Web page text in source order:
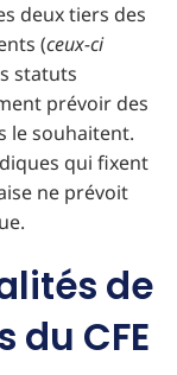
deux tiers des
(ceux-ci
statuts
prévoir des
le souhaitent.
qui fixent
ne prévoit
de
CFE